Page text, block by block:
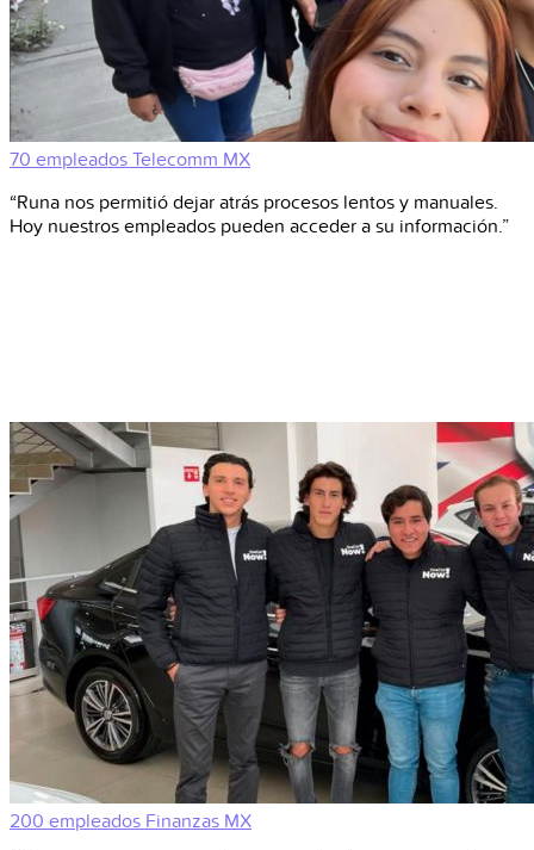
70 empleados Telecomm MX
“Runa nos permitió dejar atrás procesos lentos y manuales.
Hoy nuestros empleados pueden acceder a su información.”
200 empleados Finanzas MX